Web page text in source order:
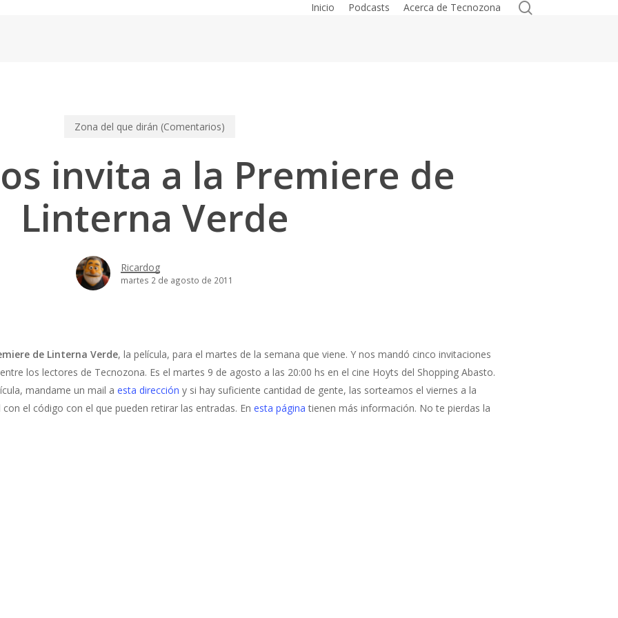
Inicio Podcasts Acerca de Tecnozona
Zona del que dirán (Comentarios)
invita a la Premiere de
Linterna Verde
Ricardog
martes 2 de agosto de 2011
de Linterna Verde, la película, para el martes de la semana que viene. Y nos mandó cinco invitaciones
los lectores de Tecnozona. Es el martes 9 de agosto a las 20:00 hs en el cine Hoyts del Shopping Abasto.
mandame un mail a esta dirección y si hay suficiente cantidad de gente, las sorteamos el viernes a la
el código con el que pueden retirar las entradas. En esta página tienen más información. No te pierdas la